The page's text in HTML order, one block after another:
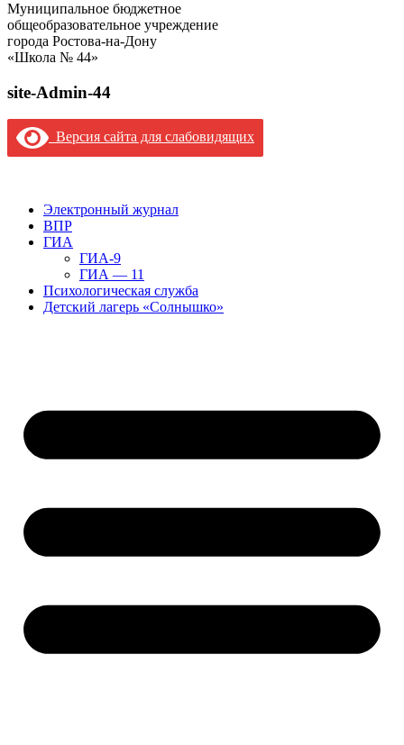
Муниципальное бюджетное
общеобразовательное учреждение
города Ростова-на-Дону
«Школа № 44»
site-Admin-44
Версия сайта для слабовидящих
Электронный журнал
ВПР
ГИА
ГИА-9
ГИА — 11
Психологическая служба
Детский лагерь «Солнышко»